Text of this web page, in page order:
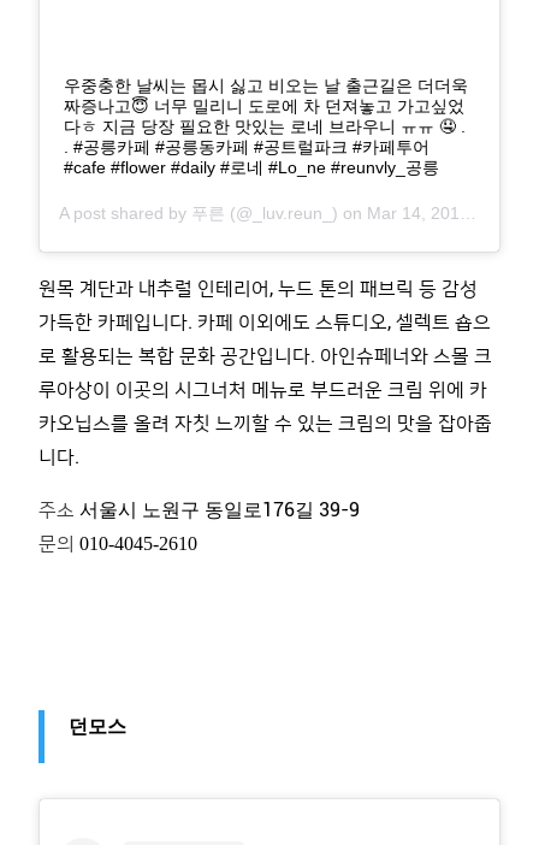
우중충한 날씨는 몹시 싫고 비오는 날 출근길은 더더욱
짜증나고😇 너무 밀리니 도로에 차 던져놓고 가고싶었
다ㅎ 지금 당장 필요한 맛있는 로네 브라우니 ㅠㅠ 🤤 .
. #공릉카페 #공릉동카페 #공트럴파크 #카페투어
#cafe #flower #daily #로네 #Lo_ne #reunvly_공릉
A post shared by 푸른 (@_luv.reun_) on Mar 14, 2018 at 7:10pm PDT
원목 계단과 내추럴 인테리어,누드 톤의 패브릭 등 감성
가득한 카페입니다. 카페 이외에도 스튜디오 ,셀렉트 숍으
로 활용되는 복합 문화 공간입니다. 아인슈페너와 스몰 크
루아상이 이곳의 시그너처 메뉴로 부드러운 크림 위에 카
카오닙스를 올려 자칫 느끼할 수 있는 크림의 맛을 잡아줍
니다.
주소서울시 노원구 동일로176길 39-9
문의010-4045-2610
던모스